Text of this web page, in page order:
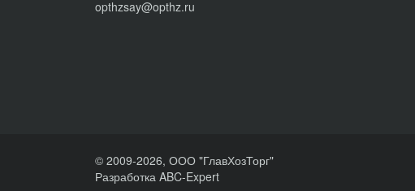
opthzsay@opthz.ru
© 2009-2026, ООО "ГлавХозТорг"
Разработка ABC-Expert